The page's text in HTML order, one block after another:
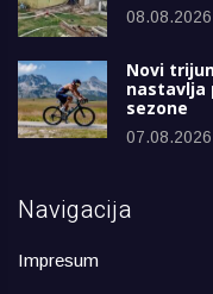
Novi
nastavlja
sezone
Navigacija
Impresum